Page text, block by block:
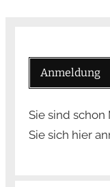
Anmeldung
Sie sind
Sie sich hier